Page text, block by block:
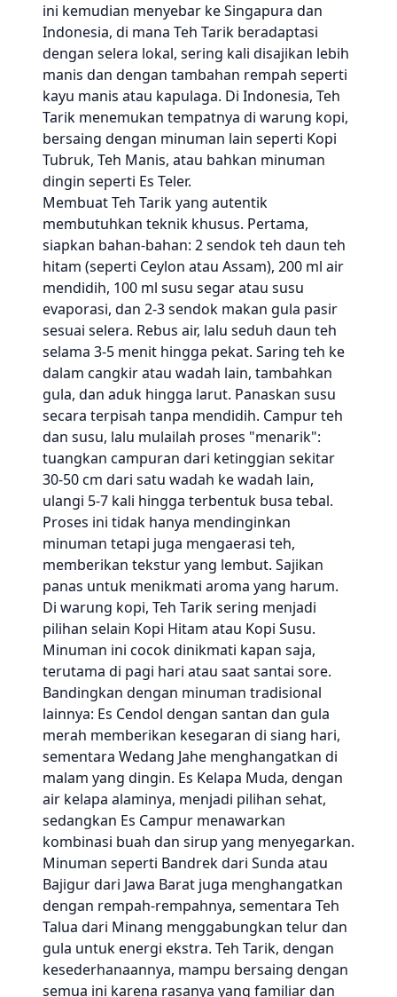
ini kemudian menyebar ke Singapura dan
Indonesia, di mana Teh Tarik beradaptasi
dengan selera lokal, sering kali disajikan lebih
manis dan dengan tambahan rempah seperti
kayu manis atau kapulaga. Di Indonesia, Teh
Tarik menemukan tempatnya di warung kopi,
bersaing dengan minuman lain seperti Kopi
Tubruk, Teh Manis, atau bahkan minuman
dingin seperti Es Teler.
Membuat Teh Tarik yang autentik
membutuhkan teknik khusus. Pertama,
siapkan bahan-bahan: 2 sendok teh daun teh
hitam (seperti Ceylon atau Assam), 200 ml air
mendidih, 100 ml susu segar atau susu
evaporasi, dan 2-3 sendok makan gula pasir
sesuai selera. Rebus air, lalu seduh daun teh
selama 3-5 menit hingga pekat. Saring teh ke
dalam cangkir atau wadah lain, tambahkan
gula, dan aduk hingga larut. Panaskan susu
secara terpisah tanpa mendidih. Campur teh
dan susu, lalu mulailah proses "menarik":
tuangkan campuran dari ketinggian sekitar
30-50 cm dari satu wadah ke wadah lain,
ulangi 5-7 kali hingga terbentuk busa tebal.
Proses ini tidak hanya mendinginkan
minuman tetapi juga mengaerasi teh,
memberikan tekstur yang lembut. Sajikan
panas untuk menikmati aroma yang harum.
Di warung kopi, Teh Tarik sering menjadi
pilihan selain Kopi Hitam atau Kopi Susu.
Minuman ini cocok dinikmati kapan saja,
terutama di pagi hari atau saat santai sore.
Bandingkan dengan minuman tradisional
lainnya: Es Cendol dengan santan dan gula
merah memberikan kesegaran di siang hari,
sementara Wedang Jahe menghangatkan di
malam yang dingin. Es Kelapa Muda, dengan
air kelapa alaminya, menjadi pilihan sehat,
sedangkan Es Campur menawarkan
kombinasi buah dan sirup yang menyegarkan.
Minuman seperti Bandrek dari Sunda atau
Bajigur dari Jawa Barat juga menghangatkan
dengan rempah-rempahnya, sementara Teh
Talua dari Minang menggabungkan telur dan
gula untuk energi ekstra. Teh Tarik, dengan
kesederhanaannya, mampu bersaing dengan
semua ini karena rasanya yang familiar dan